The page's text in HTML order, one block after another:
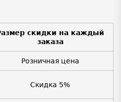
скидки на каждый
заказа
Розничная цена
Скидка 5%